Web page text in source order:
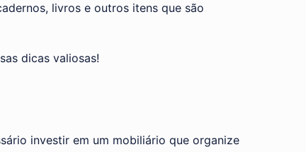
livros e outros itens que são
dicas valiosas!
investir em um mobiliário que organize